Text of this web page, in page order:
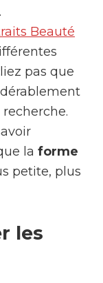
Beauté
pas que
la forme
petite, plus
les